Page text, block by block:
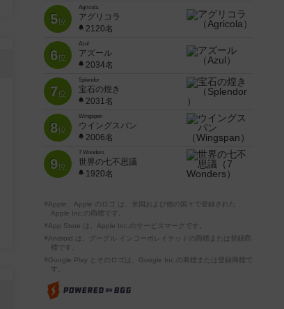
5位
Agricola
アグリコラ
2120名
6位
Azul
アズール
2034名
7位
Splendor
宝石の煌き
2031名
8位
Wingspan
ウイングスパン
2006名
9位
7 Wonders
世界の七不思議
1920名
※Apple、Apple のロゴ は、米国および他の国々で登録された
Apple Inc.の商標です。
※App Store は、Apple Inc.のサービスマークです。
※Android は、グーグル インコーポレイテッドの商標または登録商
標です。
※Google Play とそのロゴは、Google Inc.の商標または登録商標で
す。